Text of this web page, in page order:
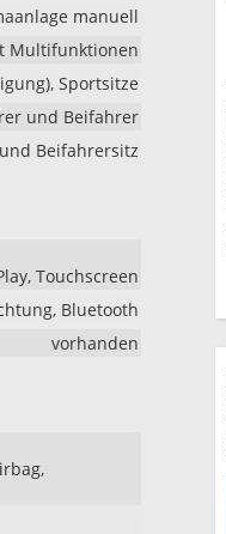
manuell
Multifunktionen
Sportsitze
und Beifahrer
Beifahrersitz
Touchscreen
Bluetooth
vorhanden